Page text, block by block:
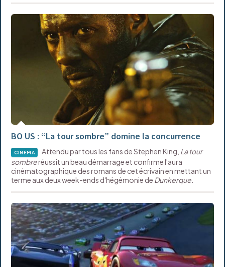
BO US : “La tour sombre” domine la concurrence
CINÉMA Attendu par tous les fans de Stephen King, La tour
sombreréussit un beau démarrage et confirme l'aura
cinématographique des romans de cet écrivain en mettant un
terme aux deux week-ends d'hégémonie de Dunkerque